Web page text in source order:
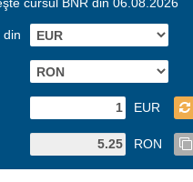
din
EUR
RON